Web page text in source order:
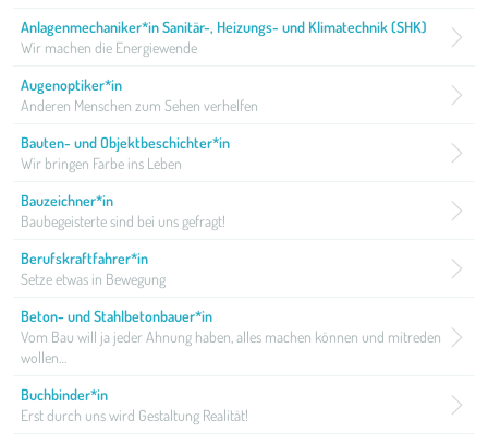
Anlagenmechaniker*in Sanitär-, Heizungs- und Klimatechnik (SHK)
Wir machen die Energiewende
Augenoptiker*in
Anderen Menschen zum Sehen verhelfen
Bauten- und Objektbeschichter*in
Wir bringen Farbe ins Leben
Bauzeichner*in
Baubegeisterte sind bei uns gefragt!
Berufskraftfahrer*in
Setze etwas in Bewegung
Beton- und Stahlbetonbauer*in
Vom Bau will ja jeder Ahnung haben, alles machen können und mitreden
wollen…
Buchbinder*in
Erst durch uns wird Gestaltung Realität!